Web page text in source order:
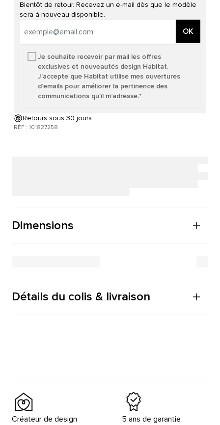
Bientôt de retour. Recevez un e-mail dès que le modèle
sera à nouveau disponible.
OK
Je souhaite recevoir par mail les offres
exclusives et nouveautés design Habitat.
J’accepte que Habitat utilise mes ouvertures
d’emails pour améliorer la pertinence des
communications qu’il m’adresse.*
Retours sous 30 jours
RÉF : 101827258
Dimensions
Détails du colis & livraison
Créateur de design 5 ans de garantie